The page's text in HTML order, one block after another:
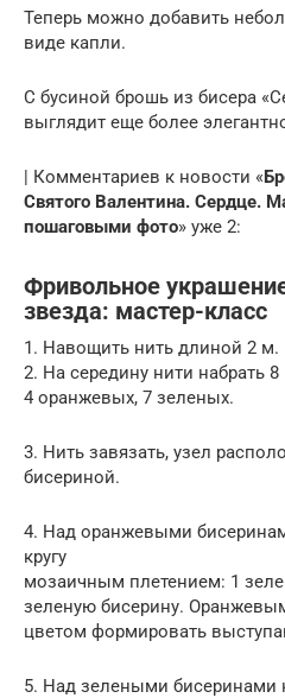
Теперь можно добавить
виде капли.
С бусиной брошь из бисера
выглядит еще более
| Комментариев к новости «
Святого Валентина. Сердце.
пошаговыми фото» уже 2:
Фривольное
звезда: мастер-класс
1. Навощить нить длиной 2 м.
2. На середину нити набрать
4 оранжевых, 7 зеленых.
3. Нить завязать, узел
бисериной.
4. Над оранжевыми
кругу
мозаичным плетением: 1
зеленую бисерину.
цветом формировать
5. Над зелеными бисеринами